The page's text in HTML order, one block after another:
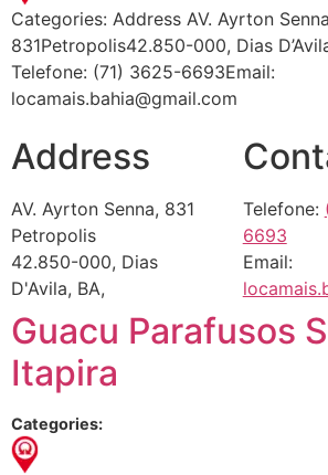
Categories: Address AV. Ayrton
831Petropolis42.850-000, Dias
Telefone: (71) 3625-6693Email:
locamais.bahia@gmail.com
Address
AV. Ayrton Senna, 831
Petropolis
42.850-000, Dias
D'Avila, BA,
Telefone:
6693
Email:
Guacu Parafusos
Itapira
Categories: